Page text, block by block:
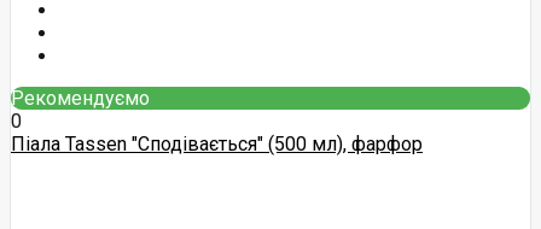
Рекомендуємо
0
Піала Tassen "Сподівається" (500 мл), фарфор